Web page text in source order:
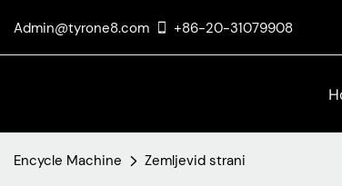
Admin@tyrone8.com +86-20-31079908
Encycle Machine Zemljevid strani